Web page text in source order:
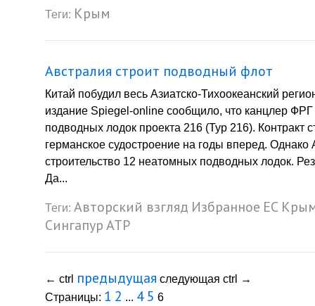
Теги: Крым
Австралия строит подводный флот
Китай побудил весь Азиатско-Тихоокеанский
издание Spiegel-online сообщило, что канцлер
подводных лодок проекта 216 (Typ 216).
германское судостроение на годы вперед.
строительство 12 неатомных подводных лодок.
Да...
Теги: Авторский взгляд Избранное ЕС
СингапурАТР
← ctrl предыдущая следующая ctrl
→
Страницы: 1 2 ... 45 6